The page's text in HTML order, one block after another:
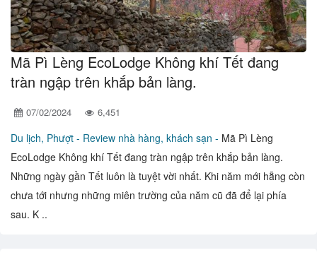
Mã Pì Lèng EcoLodge Không khí Tết đang
tràn ngập trên khắp bản làng.
07/02/2024 6,451
Du lịch, Phượt - Review nhà hàng, khách sạn - Mã Pì Lèng
EcoLodge Không khí Tết đang tràn ngập trên khắp bản làng.
Những ngày gần Tết luôn là tuyệt vời nhất. Khi năm mới hẵng còn
chưa tới nhưng những miên trường của năm cũ đã để lại phía
sau. K ..